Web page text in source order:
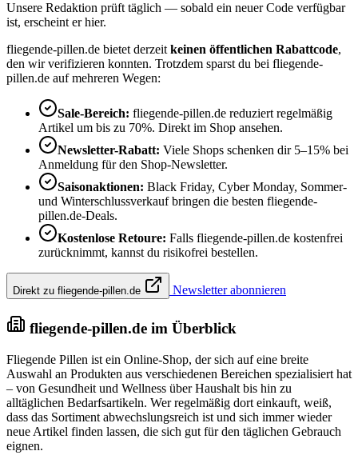
Unsere Redaktion prüft täglich — sobald ein neuer Code verfügbar
ist, erscheint er hier.
fliegende-pillen.de bietet derzeit keinen öffentlichen Rabattcode,
den wir verifizieren konnten. Trotzdem sparst du bei fliegende-
pillen.de auf mehreren Wegen:
Sale-Bereich: fliegende-pillen.de reduziert regelmäßig
Artikel um bis zu 70%. Direkt im Shop ansehen.
Newsletter-Rabatt: Viele Shops schenken dir 5–15% bei
Anmeldung für den Shop-Newsletter.
Saisonaktionen: Black Friday, Cyber Monday, Sommer-
und Winterschlussverkauf bringen die besten fliegende-
pillen.de-Deals.
Kostenlose Retoure: Falls fliegende-pillen.de kostenfrei
zurücknimmt, kannst du risikofrei bestellen.
Direkt zu fliegende-pillen.de Newsletter abonnieren
fliegende-pillen.de im Überblick
Fliegende Pillen ist ein Online-Shop, der sich auf eine breite
Auswahl an Produkten aus verschiedenen Bereichen spezialisiert hat
– von Gesundheit und Wellness über Haushalt bis hin zu
alltäglichen Bedarfsartikeln. Wer regelmäßig dort einkauft, weiß,
dass das Sortiment abwechslungsreich ist und sich immer wieder
neue Artikel finden lassen, die sich gut für den täglichen Gebrauch
eignen.